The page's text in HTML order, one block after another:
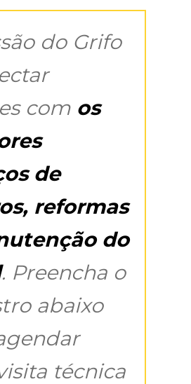
do Grifo
com os
de
reformas
do
. Preencha o
abaixo
técnica